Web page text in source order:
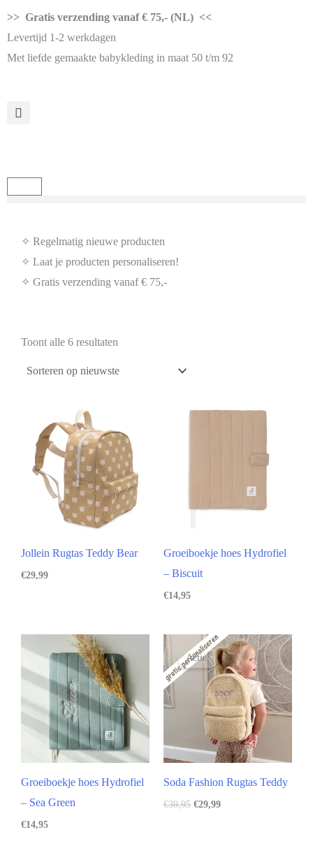
>> Gratis verzending vanaf € 75,- (NL) <<
Levertijd 1-2 werkdagen
Met liefde gemaakte babykleding in maat 50 t/m 92
✧ Regelmatig nieuwe producten
✧ Laat je producten personaliseren!
✧ Gratis verzending vanaf € 75,-
Toont alle 6 resultaten
Jollein Rugtas Teddy Bear
€29,99
Groeiboekje hoes Hydrofiel
– Biscuit
€14,95
Groeiboekje hoes Hydrofiel
– Sea Green
€14,95
Actie!
Soda Fashion Rugtas Teddy
€39,95 €29,99